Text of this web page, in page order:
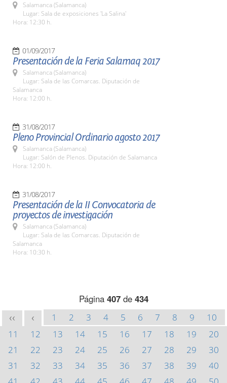
Salamanca (Salamanca)
Lugar: Sala de exposiciones 'La Salina'
Hora: 12:30 h.
01/09/2017
Presentación de la Feria Salamaq 2017
Salamanca (Salamanca)
Lugar: Sala de las Comarcas. Diputación de
Salamanca
Hora: 12:00 h.
31/08/2017
Pleno Provincial Ordinario agosto 2017
Salamanca (Salamanca)
Lugar: Salón de Plenos. Diputación de Salamanca
Hora: 12:00 h.
31/08/2017
Presentación de la II Convocatoria de
proyectos de investigación
Salamanca (Salamanca)
Lugar: Sala de las Comarcas. Diputación de
Salamanca
Hora: 10:30 h.
Página 407de 434
<< < 1 2 3 4 5 6 7 8 9
10
11
12 13 14 15 16 17 18 19
20
21
22 23 24 25 26 27 28 29
30
31
32 33 34 35 36 37 38 39
40